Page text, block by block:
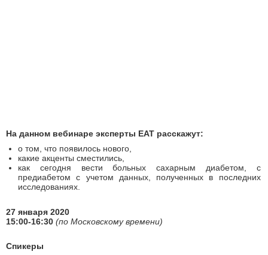
На данном вебинаре эксперты ЕАТ расскажут:
о том, что появилось нового,
какие акценты сместились,
как сегодня вести больных сахарным диабетом, с
предиабетом с учетом данных, полученных в последних
исследованиях.
27 января 2020
15:00-16:30 (по Московскому времени)
Спикеры